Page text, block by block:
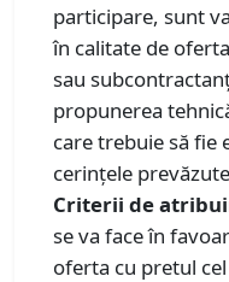
participare, sunt
în calitate de
sau
propunerea
care trebuie să fie
cerințele
Criterii de
se va face în
oferta cu pretul